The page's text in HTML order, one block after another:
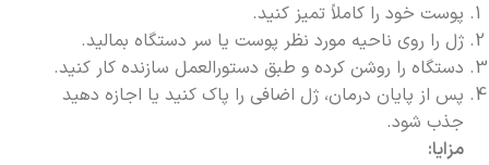
پوست خود را کاملاً تمیز کنید.
ژل را روی ناحیه مورد نظر پوست یا سر دستگاه بمالید.
دستگاه را روشن کرده و طبق دستورالعمل سازنده کار کنید.
پس از پایان درمان، ژل اضافی را پاک کنید یا اجازه دهید
جذب شود.
مزایا: